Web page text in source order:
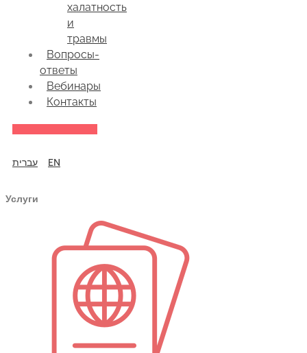
халатность
и
травмы
Вопросы-
ответы
Вебинары
Контакты
עברית EN
Услуги